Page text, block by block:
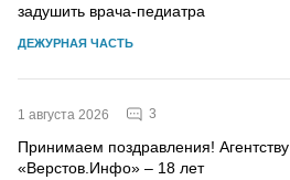
задушить врача-педиатра
ДЕЖУРНАЯ ЧАСТЬ
1 августа 2026 3
Принимаем поздравления! Агентству
«Верстов.Инфо» – 18 лет